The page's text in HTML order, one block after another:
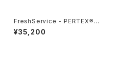
FreshService - PERTEX® R
EISSUE PULLOVER VEST
¥35,200